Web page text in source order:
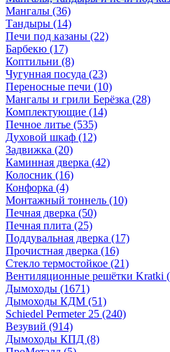
Мангалы (36)
Тандыры (14)
Печи под казаны (22)
Барбекю (17)
Коптильни (8)
Чугунная посуда (23)
Переносные печи (10)
Мангалы и грили Берёзка (28)
Комплектующие (14)
Печное литье (535)
Духовой шкаф (12)
Задвижка (20)
Каминная дверка (42)
Колосник (16)
Конфорка (4)
Монтажный тоннель (10)
Печная дверка (50)
Печная плита (25)
Поддувальная дверка (17)
Прочистная дверка (16)
Стекло термостойкое (21)
Вентиляционные решётки Kratki
Дымоходы (1671)
Дымоходы КДМ (51)
Schiedel Permeter 25 (240)
Везувий (914)
Дымоходы КПД (8)